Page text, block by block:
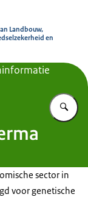
Landbouw,
en
sector in
voor genetische